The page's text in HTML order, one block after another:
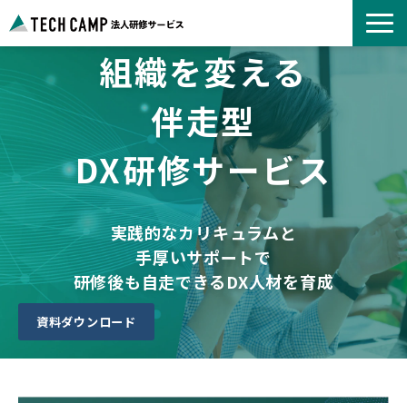
よくあるご質問
お知らせ
事例紹介一覧
コース一覧
選ばれる理由
パートナー募集
組織を変える
伴走型
DX研修サービス
実践的なカリキュラムと
手厚いサポートで
研修後も自走できるDX人材を育成
資料ダウンロード